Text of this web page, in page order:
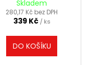
motocyklů, 750ml
Skladem
280,17 Kč bez DPH
339 Kč / ks
DO KOŠÍKU